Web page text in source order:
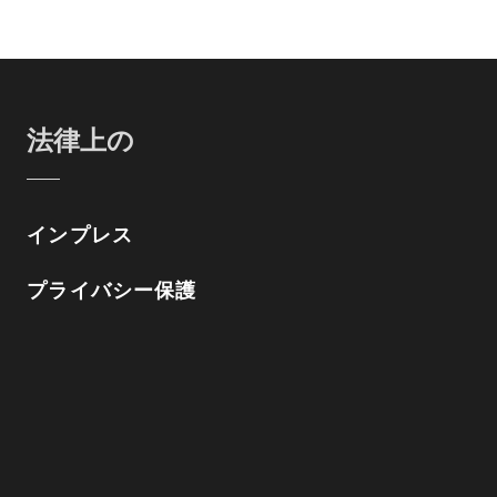
法律上の
インプレス
プライバシー保護